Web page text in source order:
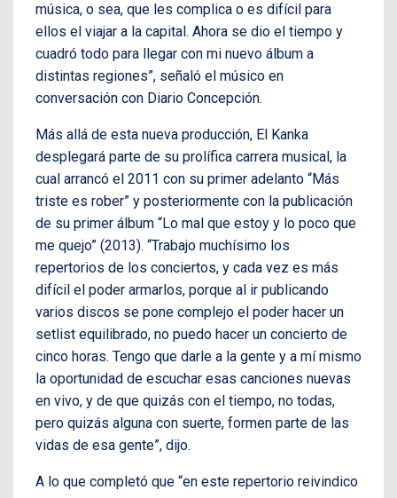
música, o sea, que les complica o es difícil para
ellos el viajar a la capital. Ahora se dio el tiempo y
cuadró todo para llegar con mi nuevo álbum a
distintas regiones”, señaló el músico en
conversación con Diario Concepción.
Más allá de esta nueva producción, El Kanka
desplegará parte de su prolífica carrera musical, la
cual arrancó el 2011 con su primer adelanto “Más
triste es rober” y posteriormente con la publicación
de su primer álbum “Lo mal que estoy y lo poco que
me quejo” (2013). “Trabajo muchísimo los
repertorios de los conciertos, y cada vez es más
difícil el poder armarlos, porque al ir publicando
varios discos se pone complejo el poder hacer un
setlist equilibrado, no puedo hacer un concierto de
cinco horas. Tengo que darle a la gente y a mí mismo
la oportunidad de escuchar esas canciones nuevas
en vivo, y de que quizás con el tiempo, no todas,
pero quizás alguna con suerte, formen parte de las
vidas de esa gente”, dijo.
A lo que completó que “en este repertorio reivindico